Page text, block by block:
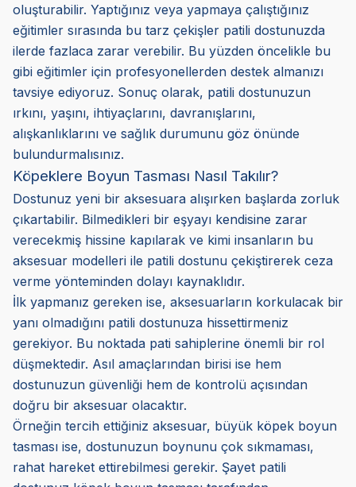
oluşturabilir. Yaptığınız veya yapmaya çalıştığınız
eğitimler sırasında bu tarz çekişler patili dostunuzda
ilerde fazlaca zarar verebilir. Bu yüzden öncelikle bu
gibi eğitimler için profesyonellerden destek almanızı
tavsiye ediyoruz. Sonuç olarak, patili dostunuzun
ırkını, yaşını, ihtiyaçlarını, davranışlarını,
alışkanlıklarını ve sağlık durumunu göz önünde
bulundurmalısınız.
Köpeklere Boyun Tasması Nasıl Takılır?
Dostunuz yeni bir aksesuara alışırken başlarda zorluk
çıkartabilir. Bilmedikleri bir eşyayı kendisine zarar
verecekmiş hissine kapılarak ve kimi insanların bu
aksesuar modelleri ile patili dostunu çekiştirerek ceza
verme yönteminden dolayı kaynaklıdır.
İlk yapmanız gereken ise, aksesuarların korkulacak bir
yanı olmadığını patili dostunuza hissettirmeniz
gerekiyor. Bu noktada pati sahiplerine önemli bir rol
düşmektedir. Asıl amaçlarından birisi ise hem
dostunuzun güvenliği hem de kontrolü açısından
doğru bir aksesuar olacaktır.
Örneğin tercih ettiğiniz aksesuar, büyük köpek boyun
tasması ise, dostunuzun boynunu çok sıkmaması,
rahat hareket ettirebilmesi gerekir. Şayet patili